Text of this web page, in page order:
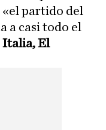
partido del
a casi todo el
Italia, El